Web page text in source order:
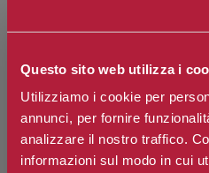
Questo sito web utilizza i
Utilizziamo i cookie per
annunci, per fornire
analizzare il nostro traffico.
informazioni sul modo in cui
Prezzo
Ottieni 7 punti Camilleri